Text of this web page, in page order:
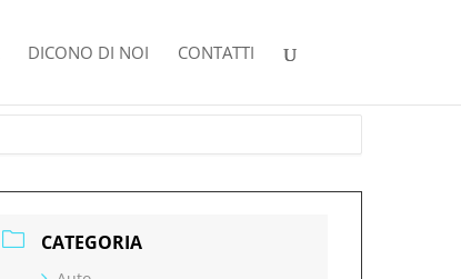
DICONO DI NOI CONTATTI
CATEGORIA